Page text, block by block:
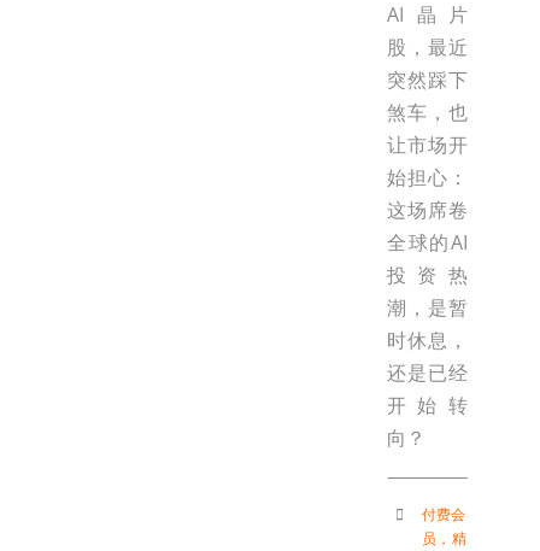
AI晶片
股，最近
突然踩下
煞车，也
让市场开
始担心：
这场席卷
全球的AI
投资热
潮，是暂
时休息，
还是已经
开始转
向？
付费会
员 ， 精